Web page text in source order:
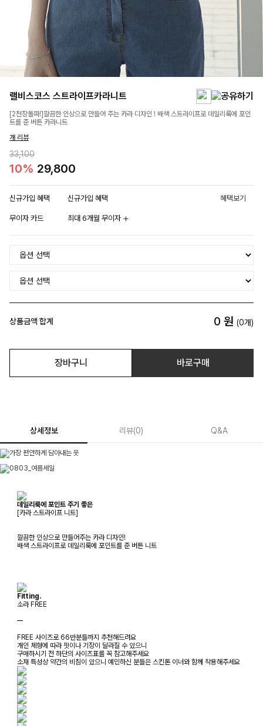
랠비스코스 스트라이프카라니트
[2천장돌파!]깔끔한 인상으로 만들어 주는 카라 디자인 ! 배색 스트라이프로 데일리룩에 포인
트를 준 버튼 카라니트
개 리뷰
33,100
10% 29,800
신규가입 혜택 신규가입 혜택 혜택보기
무이자 카드 최대 6개월 무이자
상품금액 합계 0 원 (0개)
장바구니 바로구매
상세정보 리뷰(0) Q&A
데일리룩에 포인트 주기 좋은
[카라 스트라이프 니트]
깔끔한 인상으로 만들어주는 카라 디자인!
배색 스트라이프로 데일리룩에 포인트를 준 버튼 니트
Fitting.
소라 FREE
ㅡ
FREE 사이즈로 66반분들까지 추천해드려요
개인 체형에 따라 핏이나 기장이 달라질 수 있으니
구매하시기 전 하단의 사이즈표를 꼭 참고해주세요
소재 특성상 약간의 비침이 있으니 예민하신 분들은 스킨톤 이너와 함께 착용해주세요